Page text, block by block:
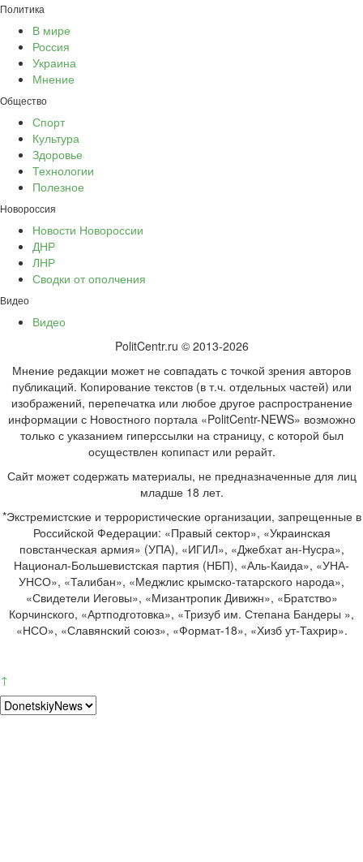
Политика
В мире
Россия
Украина
Мнение
Общество
Спорт
Культура
Здоровье
Технологии
Полезное
Новороссия
Новости Новороссии
ДНР
ЛНР
Сводки от ополчения
Видео
Видео
PolitCentr.ru © 2013-2026
Мнение редакции может не совпадать с точкой зрения авторов
публикаций. Копирование текстов (в т.ч. отдельных частей) или
изображений, перепечатка или любое другое распространение
информации с Новостного портала «PolitCentr-NEWS» возможно
только с указанием гиперссылки на страницу, с которой был
осуществлен копипаст или рерайт.
Сайт может содержать материалы, не предназначенные для лиц
младше 18 лет.
*Экстремистские и террористические организации, запрещенные в
Российской Федерации: «Правый сектор», «Украинская
повстанческая армия» (УПА), «ИГИЛ», «Джебхат ан-Нусра»,
Национал-Большевистская партия (НБП), «Аль-Каида», «УНА-
УНСО», «Талибан», «Меджлис крымско-татарского народа»,
«Свидетели Иеговы», «Мизантропик Дивижн», «Братство»
Корчинского, «Артподготовка», «Тризуб им. Степана Бандеры »,
«НСО», «Славянский союз», «Формат-18», «Хизб ут-Тахрир».
↑